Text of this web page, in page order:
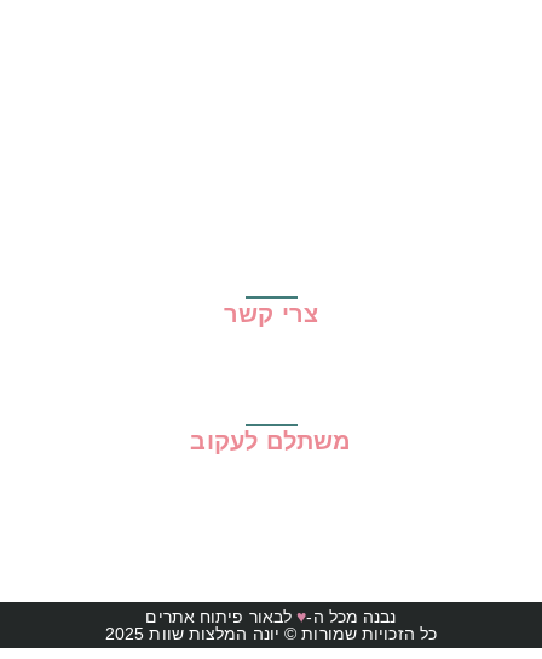
צרי קשר
משתלם לעקוב
נבנה מכל ה-♥לבאור פיתוח אתרים
כל הזכויות שמורות © יונה המלצות שוות 2025